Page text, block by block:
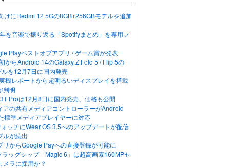
けにRedmi 12 5Gの8GB+256GBモデルを追加
を音楽で振り返る「Spotifyまとめ」を専用フ
Playベストオブアプリ / ゲーム賞が発表
からAndroid 14のGalaxy Z Fold 5 / Flip 5の
を12月7日に国内発売
機レポートから超明るいディスプレイを搭載
判明
Proは12月8日に国内発売、価格も公開
アの共有メディアコントローラーがAndroid
標準メディアプレイヤーに対応
ッチにWear OS 3.5へのアップデートが配信
ルが続出
リからGoogle Payへの直接登録が可能に
ッグシップ「Magic 6」は超高画素160MPセ
メラに採用か？